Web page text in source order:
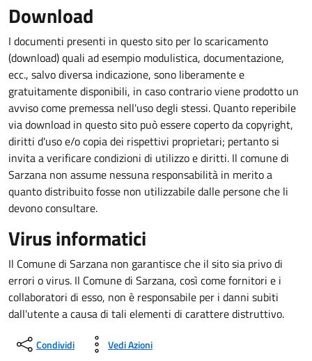
Download
I documenti presenti in questo sito per lo scaricamento
(download) quali ad esempio modulistica, documentazione,
ecc., salvo diversa indicazione, sono liberamente e
gratuitamente disponibili, in caso contrario viene prodotto un
avviso come premessa nell'uso degli stessi. Quanto reperibile
via download in questo sito può essere coperto da copyright,
diritti d'uso e/o copia dei rispettivi proprietari; pertanto si
invita a verificare condizioni di utilizzo e diritti. Il comune di
Sarzana non assume nessuna responsabilità in merito a
quanto distribuito fosse non utilizzabile dalle persone che li
devono consultare.
Virus informatici
Il Comune di Sarzana non garantisce che il sito sia privo di
errori o virus. Il Comune di Sarzana, così come fornitori e i
collaboratori di esso, non è responsabile per i danni subiti
dall'utente a causa di tali elementi di carattere distruttivo.
Condividi Vedi Azioni